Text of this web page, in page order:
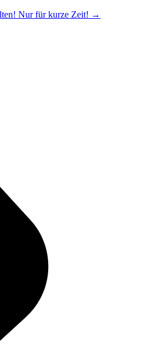
Nur für kurze Zeit! →